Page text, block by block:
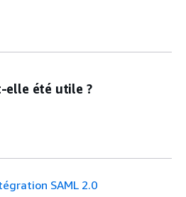
elle été utile ?
SAML 2.0